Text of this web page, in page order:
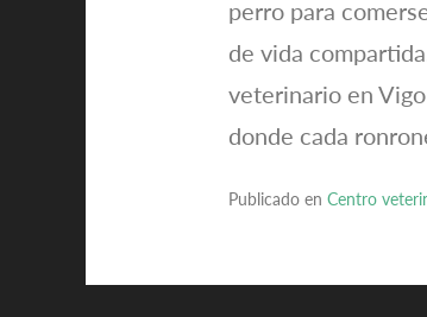
perro para
de vida
veterinario en
donde cada
Publicado en Centro